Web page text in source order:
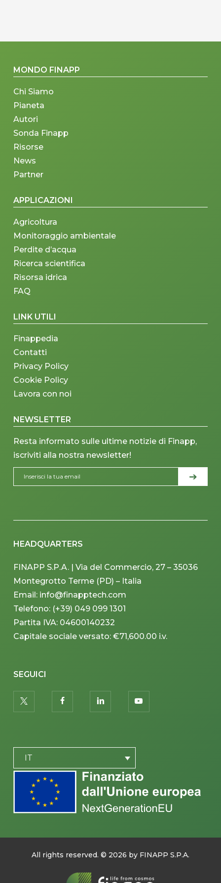
MONDO FINAPP
Chi Siamo
Pianeta
Autori
Sonda Finapp
Risorse
News
Partner
APPLICAZIONI
Agricoltura
Monitoraggio ambientale
Perdite d’acqua
Ricerca scientifica
Risorsa idrica
FAQ
LINK UTILI
Finappedia
Contatti
Privacy Policy
Cookie Policy
Lavora con noi
NEWSLETTER
Resta informato sulle ultime notizie di Finapp,
iscriviti alla nostra newsletter!
HEADQUARTERS
FINAPP S.P.A. | Via del Commercio, 27 – 35036
Montegrotto Terme (PD) – Italia
Email: info@finapptech.com
Telefono: (+39) 049 099 1301
Partita IVA: 04600140232
Capitale sociale versato: €71,600.00 i.v.
SEGUICI
twitter facebooklinkedin youtube
IT
All rights reserved. © 2026 by FINAPP S.P.A.